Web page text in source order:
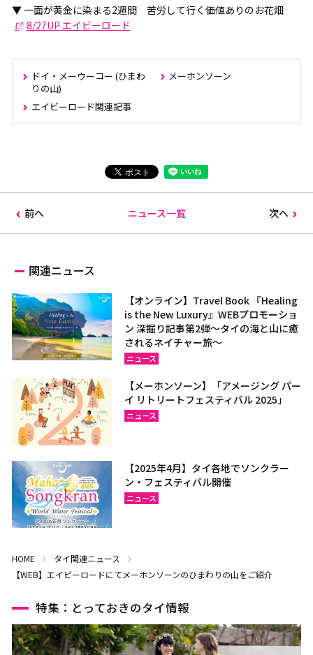
▼ 一面が黄金に染まる2週間 苦労して行く価値ありのお花畑
8/27UP エイビーロード
ドイ・メーウーコー (ひまわ
りの山)
メーホンソーン
エイビーロード関連記事
前へ ニュース一覧 次へ
関連ニュース
【オンライン】Travel Book 『Healing
is the New Luxury』WEBプロモーショ
ン 深掘り記事第2弾～タイの海と山に癒
されるネイチャー旅～
ニュース
【メーホンソーン】「アメージング パー
イ リトリートフェスティバル 2025」
ニュース
【2025年4月】タイ各地でソンクラー
ン・フェスティバル開催
ニュース
HOME
タイ関連ニュース
【WEB】エイビーロードにてメーホンソーンのひまわりの山をご紹介
特集：とっておきのタイ情報